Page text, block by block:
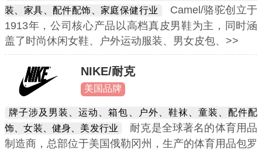
装、家具、配件配饰、家庭保健行业
Camel/骆驼创立于
1913年，公司核心产品以高档真皮男鞋为主，同时涵
盖了时尚休闲女鞋、户外运动服装、男女皮包、>>
NIKE/耐克
美国品牌
牌子涉及男装、运动、箱包、户外、鞋袜、童装、配件配
饰、女装、健身、美发行业
耐克是全球著名的体育用品
制造商，总部位于美国俄勒冈州，生产的体育用品包罗